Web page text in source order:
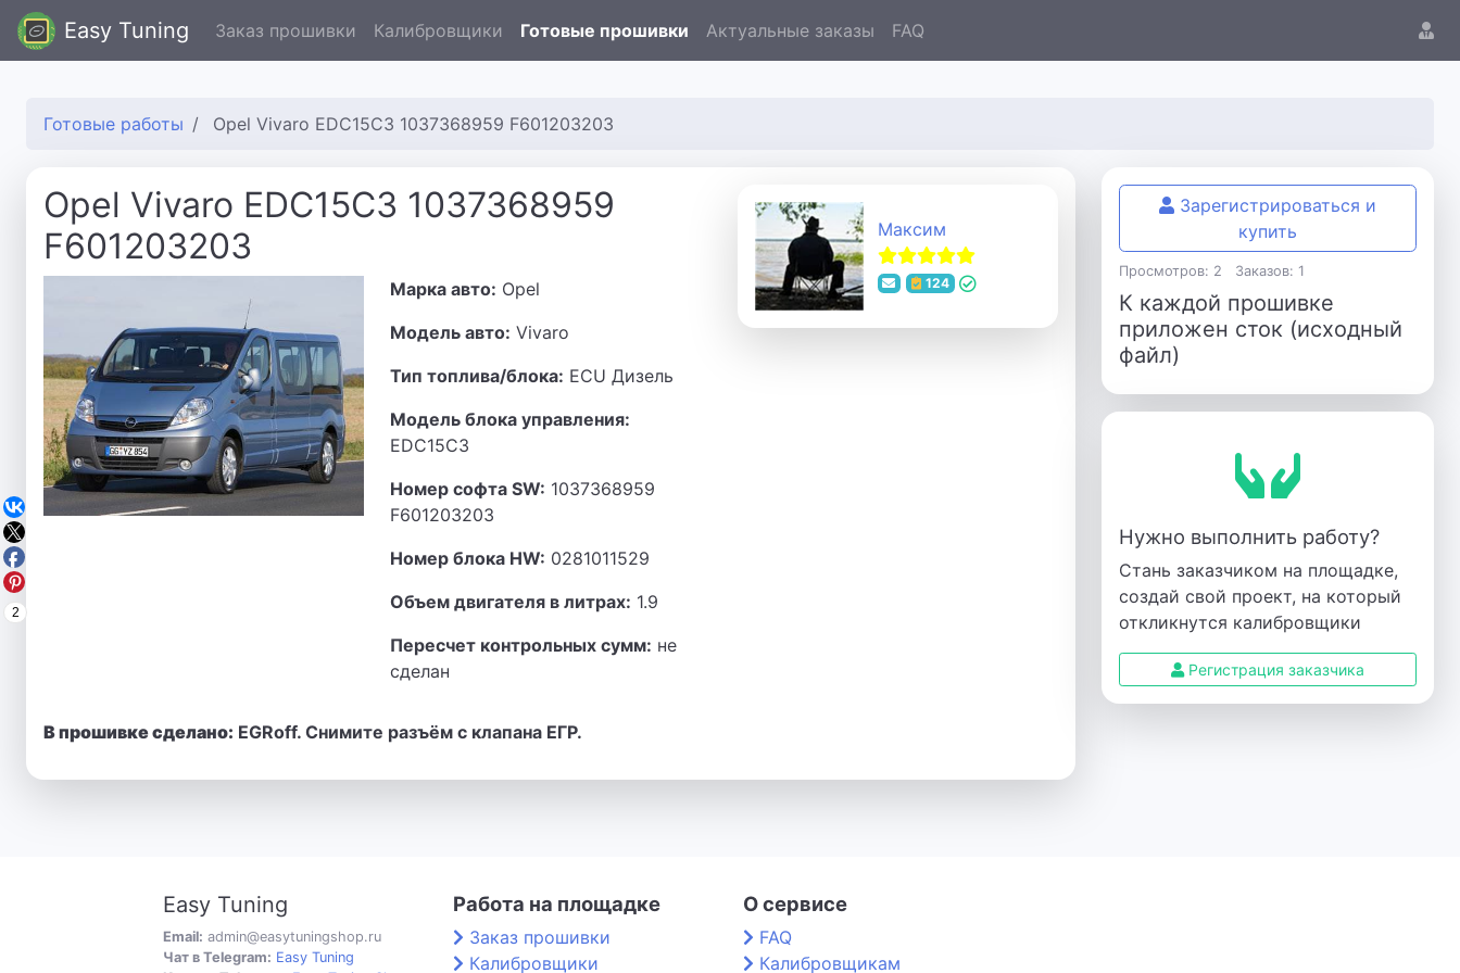
Easy Tuning Заказ прошивки Калибровщики Готовые прошивки Актуальные заказы FAQ
Готовые работы Opel Vivaro EDC15C3 1037368959 F601203203
Opel Vivaro EDC15C3 1037368959
F601203203
Марка авто: Opel
Модель авто: Vivaro
Тип топлива/блока: ECU Дизель
Модель блока управления:
EDC15C3
Номер софта SW: 1037368959
F601203203
Номер блока HW: 0281011529
Объем двигателя в литрах: 1.9
Пересчет контрольных сумм: не
сделан
Максим
124
В прошивке сделано: EGRoff. Снимите разъём с клапана ЕГР.
Зарегистрироваться и
купить
Просмотров: 2 Заказов: 1
К каждой прошивке
приложен сток (исходный
файл)
Нужно выполнить работу?
Стань заказчиком на площадке,
создай свой проект, на который
откликнутся калибровщики
Регистрация заказчика
2
Easy Tuning
Email: admin@easytuningshop.ru
Чат в Telegram: Easy Tuning
Работа на площадке
Заказ прошивки
Калибровщики
О сервисе
FAQ
Калибровщикам